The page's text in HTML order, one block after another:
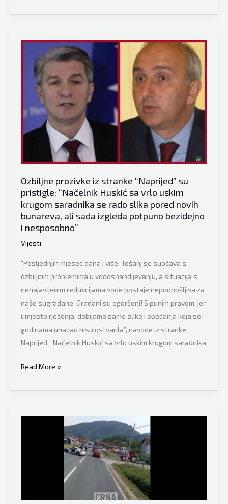
rađene”
iz
oduševio
hrvatskog
Masterchefa:
ćevape
mijenjao
ovaj
Vaš
curry”
Ozbiljne prozivke iz stranke “Naprijed” su
pristigle: “Načelnik Huskić sa vrlo uskim
krugom saradnika se rado slika pored novih
bunareva, ali sada izgleda potpuno bezidejno
i nesposobno”
Vijesti
“Posljednjih mjesec dana i više, Tešanj se suočava s
ozbiljnim problemima u vodosnabdijevanju, a situacija s
nenajavljenim redukcijama vode postaje nepodnošljiva za
naše sugrađane. Građani su ogorčeni! S punim pravom, jer
umjesto rješenja, dobijamo samo slike i obećanja koja se
godinama unazad nisu ostvarila”, navode iz stranke
Naprijed. “Načelnik Huskić sa vrlo uskim krugom saradnika
Ozbiljne
iz
vrlo
Read More »